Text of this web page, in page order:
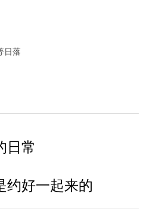
日落
日常
约好一起来的